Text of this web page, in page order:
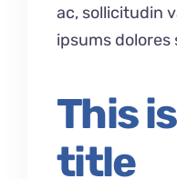
ac, sollicitudin
ipsums dolores
This
title